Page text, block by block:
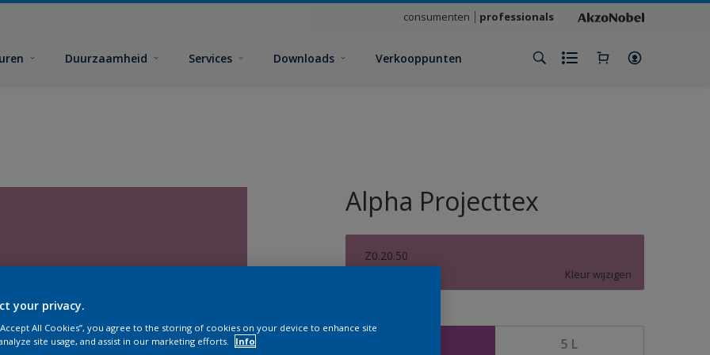
consumenten professionals
Duurzaamheid Services Downloads Verkooppunten
Alpha Projecttex
Z0.20.50
Kleur wijzigen
5 L
your privacy.
All Cookies”, you agree to the storing of cookies on your device to enhance site
site usage, and assist in our marketing efforts.
Info